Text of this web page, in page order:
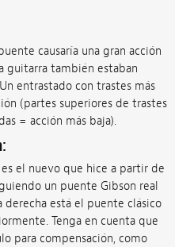
causaría una gran acción
guitarra también estaban
entrastado con trastes más
(partes superiores de trastes
= acción más baja).
el nuevo que hice a partir de
un puente Gibson real
derecha está el puente clásico
Tenga en cuenta que
para compensación, como